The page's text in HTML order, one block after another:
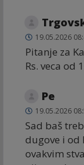
19.05.2026
Pitanje za
Rs. veca od
Ре
19.05.2026
Sad baš
dugove i od
ovakvim